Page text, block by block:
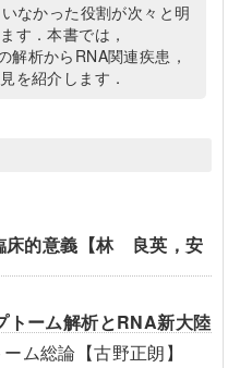
なかった役割が次々と明
す．本書では，
解析からRNA関連疾患，
を紹介します．
床的意義【林 良英，安
トーム解析とRNA新大陸
ム総論【古野正朗】